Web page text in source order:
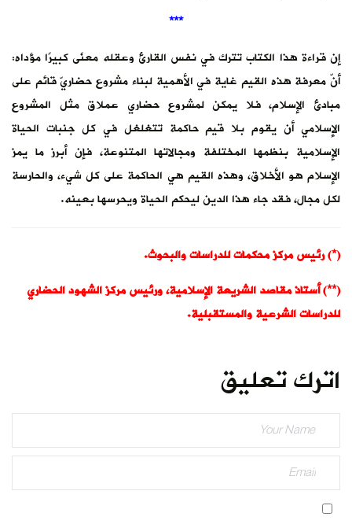
***
إن قراءة هذا الكتاب تترك في نفس القارئ وعقله معنًى كبيرًا مؤداه:
أنّ معرفة هذه القيم غاية في الأهمية لبناء مشروع حضاريّ قائم على
مبادئ الإسلام، فلا يمكن لمشروع حضاري عملاق مثل المشروع
الإسلامي أن يقوم بلا قيم حاكمة تتغلغل في كل جنبات الحياة
الإسلامية بنظمها المختلفة ومجالاتها المتنوعة، فإن أبرز ما يمز
الإسلام هو الأخلاق، وهذه القيم هي الحاكمة على كل شيء، والحارسة
لكل مجال، فقد جاء هذا الدين ليحكم الحياة ويحرسها بعينه.
(*) رئيس مركز محكمات للدراسات والبحوث.
(**) أستاذ مقاصد الشريعة الإسلامية، ورئيس مركز الشهود الحضاري
للدراسات الشرعية والمستقبلية.
اترك تعليق